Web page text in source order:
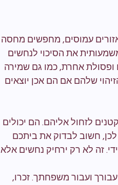
עמוסים, מחפשים מחסה
את הסיכוי לנחשים
ופסולת אחרת, כמו גם שמירה
שלהם אם הם אכן יוצאים
לזחול אליהם. הם יכולים
לכן, חשוב לבדוק את ביתכם
זה לא רק ירחיק נחשים אלא
ועבור משפחתך. זכרו,